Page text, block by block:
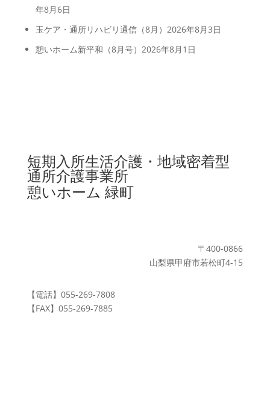
年8月6日
玉ケア・通所リハビリ通信（8月） 2026年8月3日
憩いホーム新平和（8月号） 2026年8月1日
短期入所生活介護・地域密着型
通所介護事業所
憩いホーム 緑町
〒400-0866
山梨県甲府市若松町4-15
【電話】 055-269-7808
【FAX】 055-269-7885